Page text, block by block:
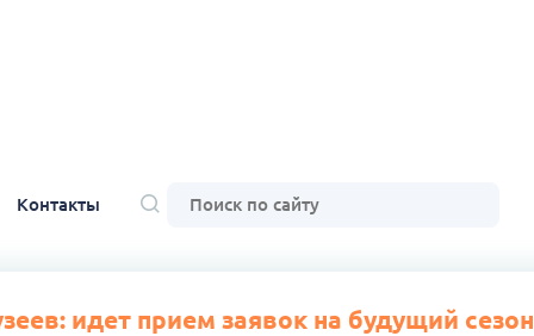
Контакты
идет прием заявок на будущий сезон